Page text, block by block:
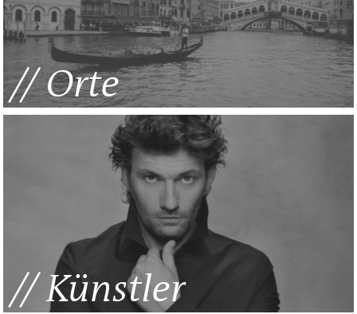
Orte
Künstler